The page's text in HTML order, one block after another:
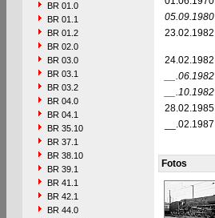
BR 01.0
BR 01.1
BR 01.2
BR 02.0
BR 03.0
BR 03.1
BR 03.2
BR 04.0
BR 04.1
BR 35.10
BR 37.1
BR 38.10
BR 39.1
BR 41.1
BR 42.1
BR 44.0
05.09.1980
23.02.1982
24.02.1982
__.06.1982
__.10.1982
28.02.1985
__.02.1987
Fotos